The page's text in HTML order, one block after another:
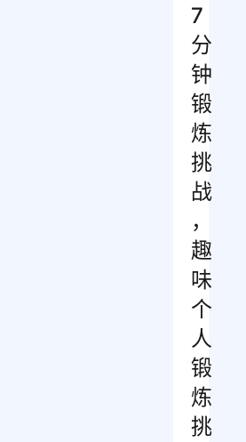
7
分
钟
锻
炼
挑
战
，
趣
味
个
人
锻
炼
挑